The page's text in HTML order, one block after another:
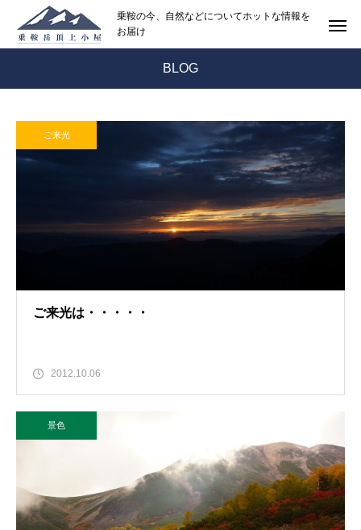
乗鞍の今、自然などについてホットな情報を
お届け
BLOG
ご来光
ご来光は・・・・・
2012.10.06
景色